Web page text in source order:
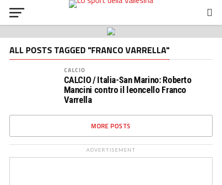
ALL POSTS TAGGED "FRANCO VARRELLA"
CALCIO
CALCIO / Italia-San Marino: Roberto
Mancini contro il leoncello Franco
Varrella
MORE POSTS
ADVERTISEMENT